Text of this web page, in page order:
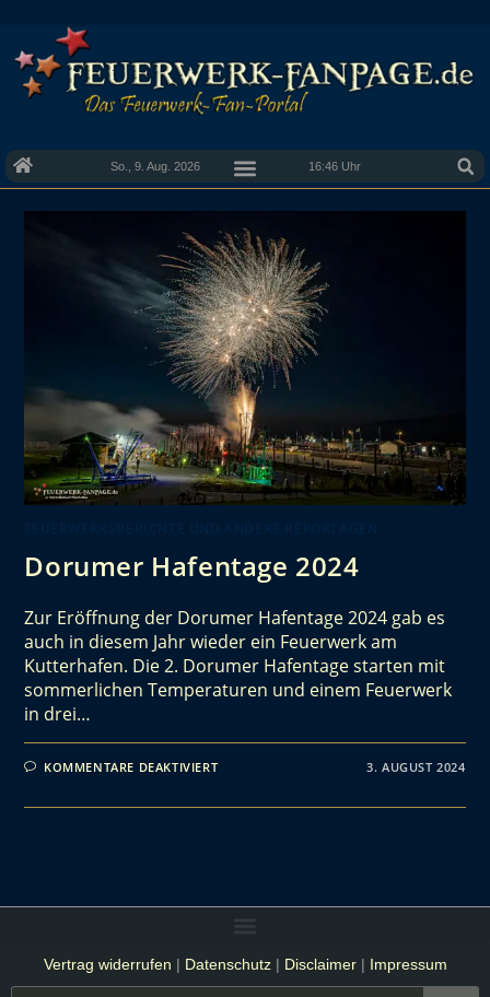
So., 9. Aug. 2026 16:46 Uhr
Dorumer Hafentage 2024
Zur Eröffnung der Dorumer Hafentage 2024 gab es
auch in diesem Jahr wieder ein Feuerwerk am
Kutterhafen. Die 2. Dorumer Hafentage starten mit
sommerlichen Temperaturen und einem Feuerwerk
in drei…
KOMMENTARE DEAKTIVIERT 3. AUGUST 2024
Vertrag widerrufen | Datenschutz| Disclaimer| Impressum